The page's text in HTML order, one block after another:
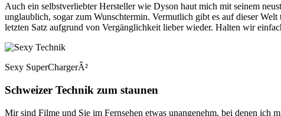
Auch ein selbstverliebter Hersteller wie Dyson haut mich mit seinem
unglaublich, sogar zum Wunschtermin. Vermutlich gibt es auf dieser
letzten Satz aufgrund von Vergänglichkeit lieber wieder. Halten wir
Sexy SuperChargerÂ²
Schweizer Technik zum staunen
Mir sind Filme und Sie im Fernsehen etwas unangenehm, bei denen